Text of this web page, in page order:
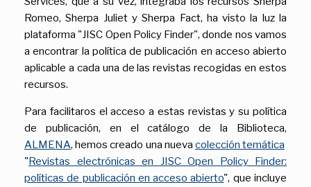
Romeo, Sherpa Juliet y Sherpa Fact, ha visto la luz la
plataforma "JISC Open Policy Finder", donde nos vamos
a encontrar la política de publicación en acceso abierto
aplicable a cada una de las revistas recogidas en estos
recursos.
Para facilitaros el acceso a estas revistas y su política
de publicación, en el catálogo de la Biblioteca,
ALMENA, hemos creado una nueva colección temática
"Revistas electrónicas en JISC Open Policy Finder:
políticas de publicación en acceso abierto", que incluye